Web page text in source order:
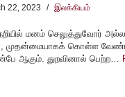
22, 2023 இலக்கியம்
மனம் செலுத்துவோர்
முதன்மையாகக் கொள்ள
ஆகும். துறவினால் பெற்ற…